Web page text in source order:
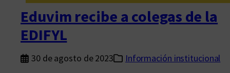
Eduvim recibe a colegas de la
EDIFYL
30 de agosto de 2023 Información institucional